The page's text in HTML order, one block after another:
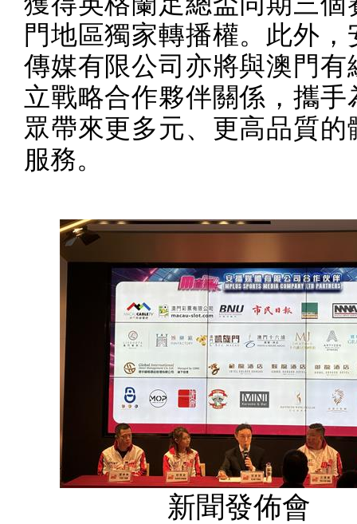
門地區獨家轉播權。此外，
傳媒有限公司亦將與澳門有
立戰略合作夥伴關係，攜手
眾帶來更多元、更高品質的
服務。
新聞發佈會